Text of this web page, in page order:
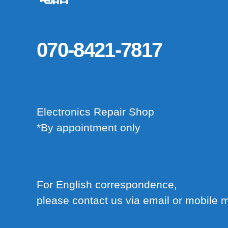
070-8421-7817
Electronics Repair Shop
*By appointment only
For English correspondence,
please contact us via email or mobile